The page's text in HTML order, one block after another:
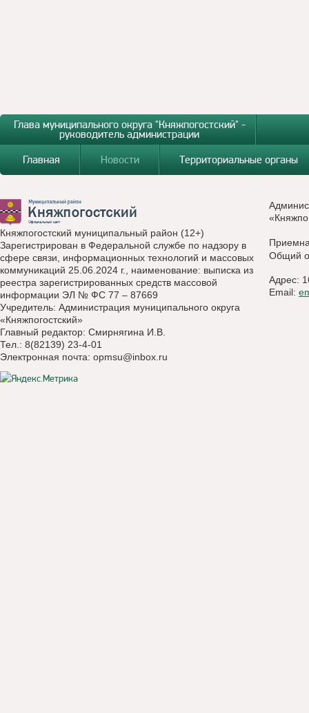
Глава муниципального округа "Княжпогостский" -
руководитель администрации
Главная
Новости Территориальные органы
Княжпогостский муниципальный район (12+)
Зарегистрирован в Федеральной службе по надзору в
сфере связи, информационных технологий и массовых
коммуникаций 25.06.2024 г., наименование: выписка из
реестра зарегистрированных средств массовой
информации ЭЛ № ФС 77 – 87669
Учредитель: Администрация муниципального округа
«Княжпогостский»
Главный редактор: Смирнягина И.В.
Тел.: 8(82139) 23-4-01
Электронная почта: opmsu@inbox.ru
Общий
Адрес:
Email: